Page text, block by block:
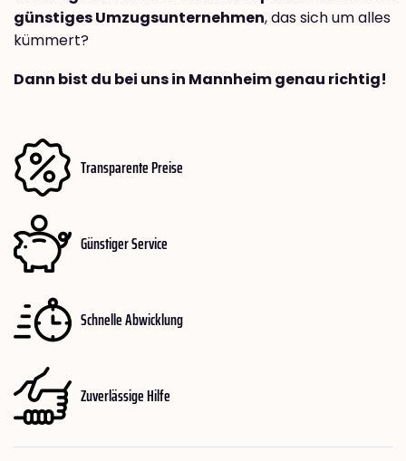
günstiges Umzugsunternehmen, das sich um alles
kümmert?
Dann bist du bei uns in Mannheim genau richtig!
Transparente Preise
Günstiger Service
Schnelle Abwicklung
Zuverlässige Hilfe